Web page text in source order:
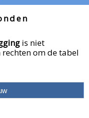
is niet
om de tabel